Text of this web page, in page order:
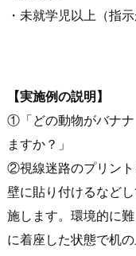
・未就学児以上（指
【実施例の説明】
①「どの動物がバナ
ますか？」
②視線迷路のプリント
壁に貼り付けるなど
施します。環境的に
に着座した状態で机